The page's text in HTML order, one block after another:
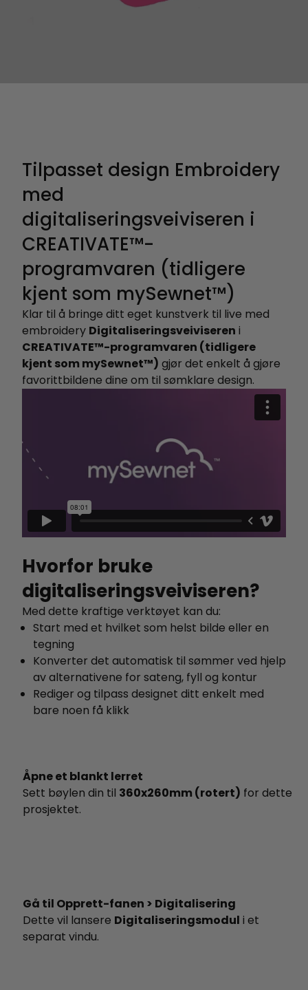
Tilpasset design Embroidery
med
digitaliseringsveiviseren i
CREATIVATE™-
programvaren (tidligere
kjent som mySewnet™)
Klar til å bringe ditt eget kunstverk til live med
embroidery Digitaliseringsveiviseren i
CREATIVATE™-programvaren (tidligere
kjent som mySewnet™) gjør det enkelt å gjøre
favorittbildene dine om til sømklare design.
Hvorfor bruke
digitaliseringsveiviseren?
Med dette kraftige verktøyet kan du:
Start med et hvilket som helst bilde eller en
tegning
Konverter det automatisk til sømmer ved hjelp
av alternativene for sateng, fyll og kontur
Rediger og tilpass designet ditt enkelt med
bare noen få klikk
Åpne et blankt lerret
Sett bøylen din til 360x260mm (rotert) for dette
prosjektet.
Gå til Opprett-fanen > Digitalisering
Dette vil lansere Digitaliseringsmodul i et
separat vindu.